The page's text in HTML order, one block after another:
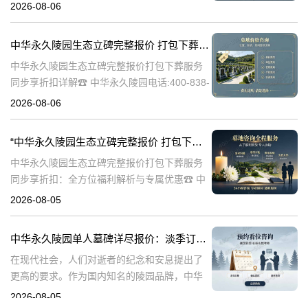
2026-08-06
中华永久陵园生态立碑完整报价 打包下葬服务同步享折扣详解
中华永久陵园生态立碑完整报价打包下葬服务
同步享折扣详解☎ 中华永久陵园电话:400-838-
5063在现代社会，人们对死亡和身后事的规划
2026-08-06
“中华永久陵园生态立碑完整报价 打包下葬服务同步享折扣：全方位福利解析与专属优惠”
中华永久陵园生态立碑完整报价打包下葬服务
同步享折扣：全方位福利解析与专属优惠☎ 中
华永久陵园电话:400-838-5063在现代社会，人
2026-08-05
中华永久陵园单人墓碑详尽报价：淡季订购享数千元优惠
在现代社会，人们对逝者的纪念和安息提出了
更高的要求。作为国内知名的陵园品牌，中华
永久陵园提供多种单人墓碑选择，以满足不同